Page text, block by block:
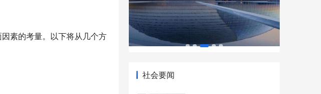
素的考量。以下将从几个方
社会要闻